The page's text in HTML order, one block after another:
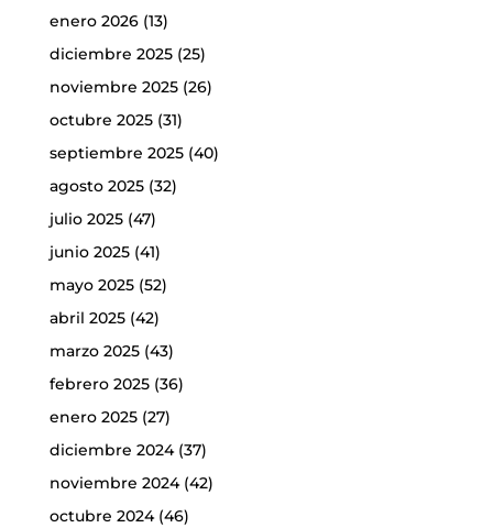
enero 2026(13)
diciembre 2025(25)
noviembre 2025(26)
octubre 2025(31)
septiembre 2025(40)
agosto 2025(32)
julio 2025(47)
junio 2025(41)
mayo 2025(52)
abril 2025(42)
marzo 2025(43)
febrero 2025(36)
enero 2025(27)
diciembre 2024(37)
noviembre 2024(42)
octubre 2024(46)